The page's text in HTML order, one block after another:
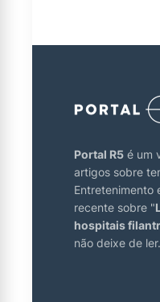
Portal R5 é um
artigos sobre
Entretenimento
recente sobre "
hospitais
não deixe de ler.